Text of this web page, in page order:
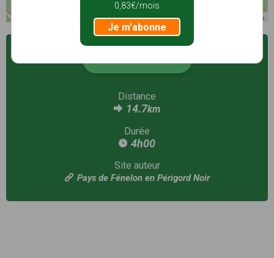
© contributors
Distance
14.7km
Durée
4h00
Site auteur
Pays de Fénelon en Périgord Noir
0,83€/mois
Je m'abonne